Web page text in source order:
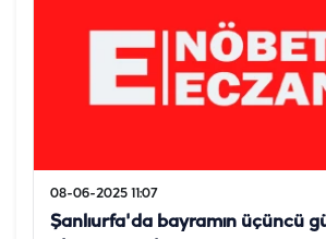
08-06-2025 11:07
Şanlıurfa'da bayramın üçüncü